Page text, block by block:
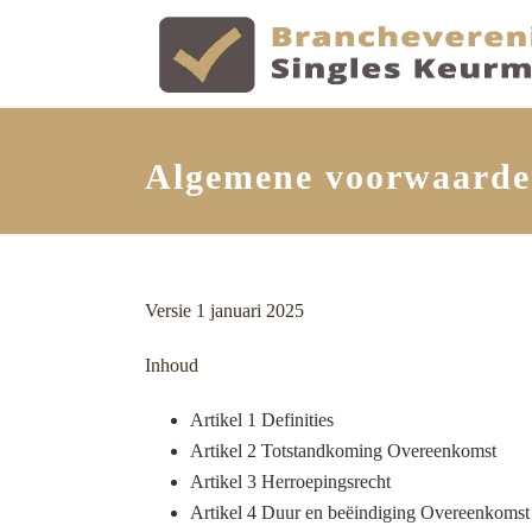
Algemene
Versie 1 januari 2025
Inhoud
Artikel 1 Definities
Artikel 2 Totstandkoming Overeenkomst
Artikel 3 Herroepingsrecht
Artikel 4 Duur en beëindiging Overeenkomst